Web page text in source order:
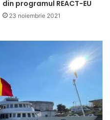
din programul REACT-EU
23 noiembrie 2021